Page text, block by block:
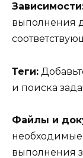
выполнения
Теги:
и поиска
Файлы и
выполнения